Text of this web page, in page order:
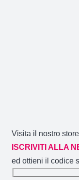
Visita il nostro
ISCRIVITI ALLA
ed ottieni il codice